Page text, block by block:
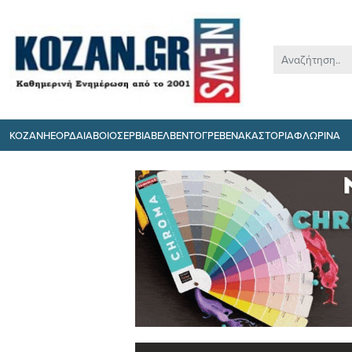
ΚΟΖΑΝΗΕΟΡΔΑΙΑΒΟΙΟΣΕΡΒΙΑΒΕΛΒΕΝΤΟΓΡΕΒΕΝΑΚΑΣΤΟΡΙΑΦΛΩΡΙΝΑ